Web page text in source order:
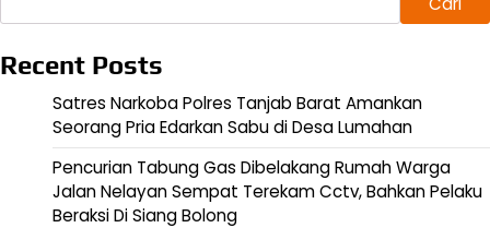
Recent Posts
Satres Narkoba Polres Tanjab Barat Amankan
Seorang Pria Edarkan Sabu di Desa Lumahan
Pencurian Tabung Gas Dibelakang Rumah Warga
Jalan Nelayan Sempat Terekam Cctv, Bahkan Pelaku
Beraksi Di Siang Bolong